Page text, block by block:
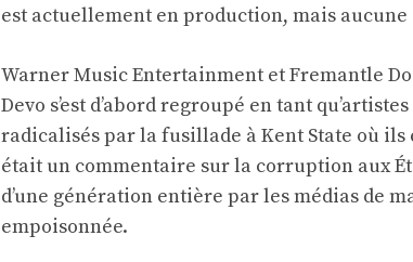
est actuellement en production, mais aucune
Warner Music Entertainment et Fremantle
Devo s’est d’abord regroupé en tant
radicalisés par la fusillade à Kent State où
était un commentaire sur la corruption aux
d’une génération entière par les médias de
empoisonnée.